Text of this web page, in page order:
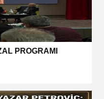
PROGRAMI